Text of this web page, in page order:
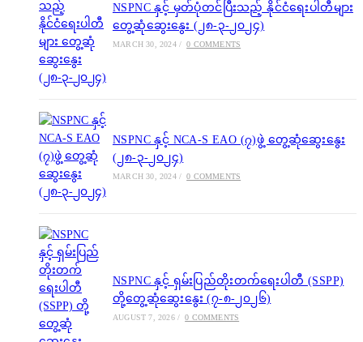
NSPNC နှင့် မှတ်ပုံတင်ပြီးသည့် နိုင်ငံရေးပါတီများ
တွေ့ဆုံဆွေးနွေး (၂၈-၃-၂၀၂၄)
MARCH 30, 2024 / 0 COMMENTS
NSPNC နှင့် NCA-S EAO (၇)ဖွဲ့ တွေ့ဆုံဆွေးနွေး
(၂၈-၃-၂၀၂၄)
MARCH 30, 2024 / 0 COMMENTS
NSPNC နှင့် ရှမ်းပြည်တိုးတက်ရေးပါတီ (SSPP)
တို့တွေ့ဆုံဆွေးနွေး (၇-၈-၂၀၂၆)
AUGUST 7, 2026 / 0 COMMENTS